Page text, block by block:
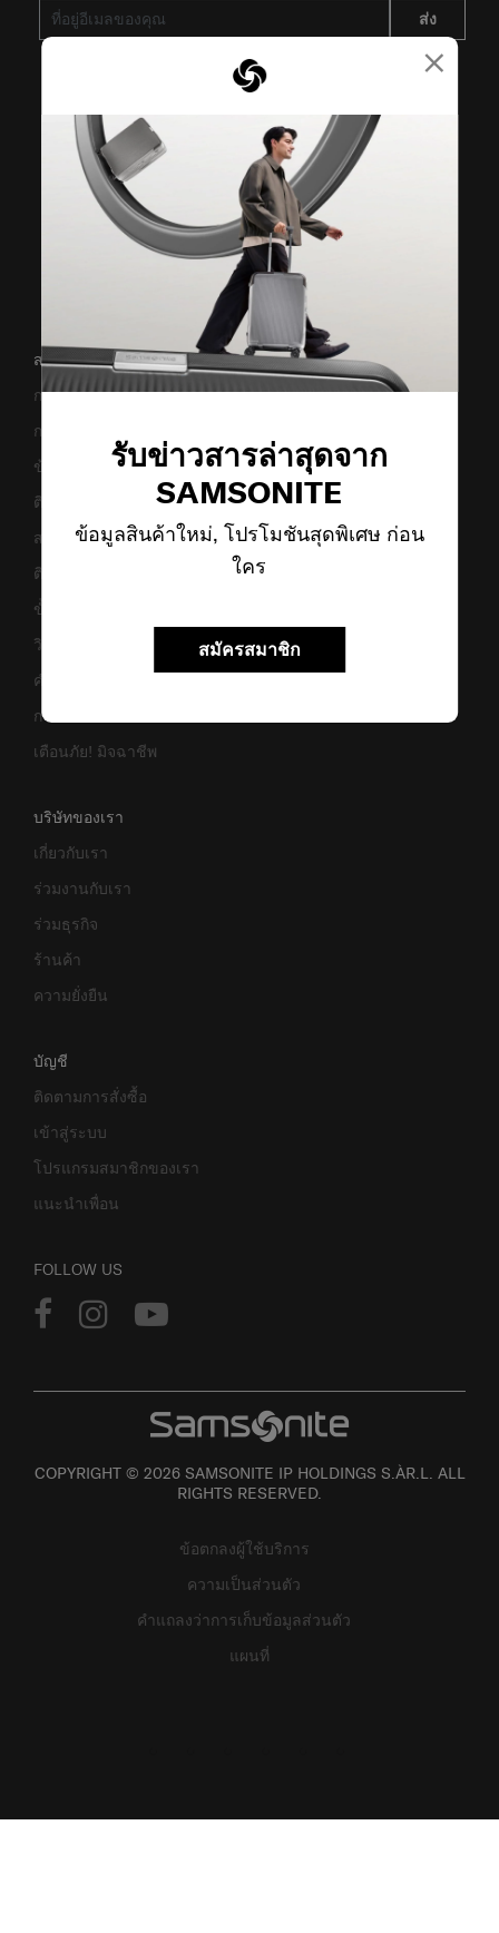
×
รับข่าวสารล่าสุดจาก
SAMSONITE
ข้อมูลสินค้าใหม่, โปรโมชันสุดพิเศษ ก่อน
ใคร
สมัครสมาชิก
ส่ง
สนับสนุน/คำถามที่พบบ่อย
การขนส่งและการจัดส่ง
การคืนสินค้าและการคืนเงิน
ข้อกำหนดและเงื่อนไขการรับประกัน
ติดต่อเรา
สอบถามข้อมูลทางธุรกิจ
ติดตามสถานะสินค้า
ขั้นตอนการผ่อนชำระ
วิธีเซ็ตรหัสล็อค
คำแนะนำในการดูแล
การแจ้งเตือนเว็บไซต์ปลอม
เตือนภัย! มิจฉาชีพ
บริษัทของเรา
เกี่ยวกับเรา
ร่วมงานกับเรา
ร่วมธุรกิจ
ร้านค้า
ความยั่งยืน
บัญชี
ติดตามการสั่งซื้อ
เข้าสู่ระบบ
โปรแกรมสมาชิกของเรา
แนะนำเพื่อน
FOLLOW US
COPYRIGHT © 2026 SAMSONITE IP HOLDINGS S.ÀR.L. ALL
RIGHTS RESERVED.
ข้อตกลงผู้ใช้บริการ
ความเป็นส่วนตัว
คำแถลงว่าการเก็บข้อมูลส่วนตัว
แผนที่